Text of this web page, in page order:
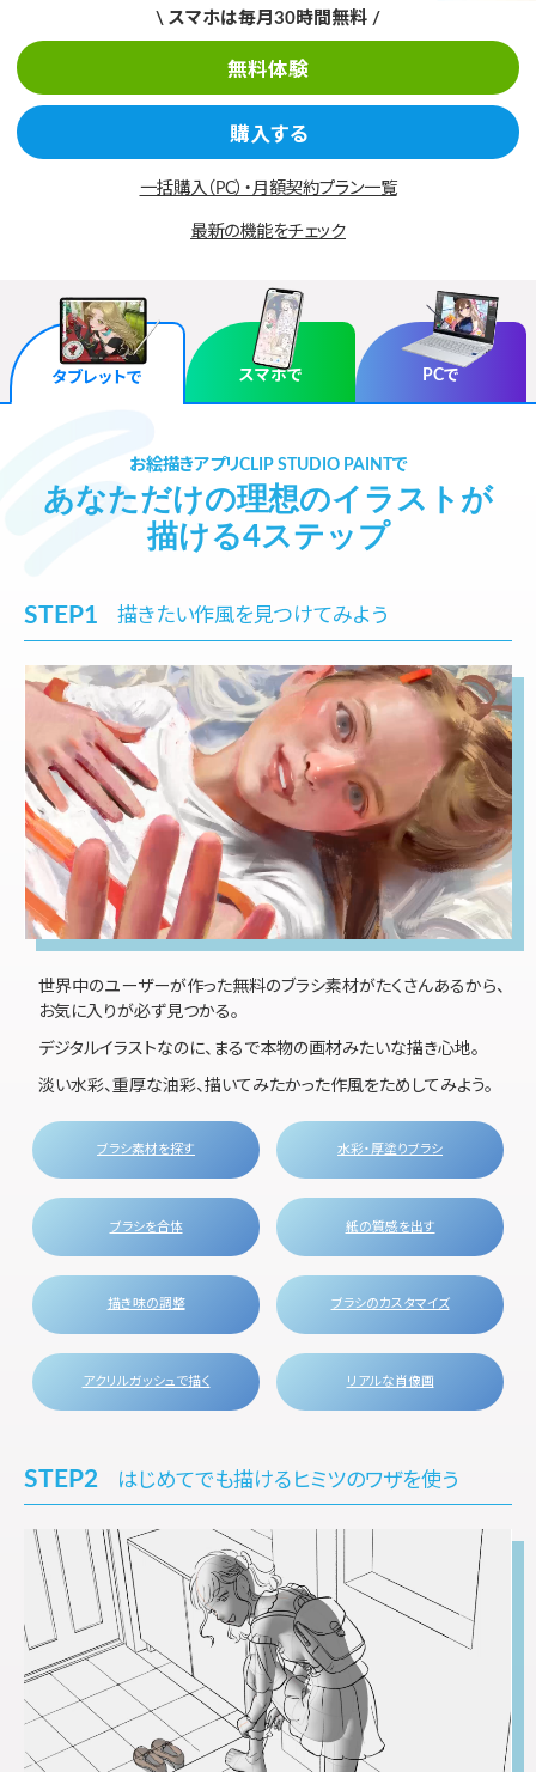
\ スマホは毎月30時間無料 /
無料体験
購入する
一括購入（PC）・月額契約プラン一覧
最新の機能をチェック
PCで
タブレットで スマホで
お絵描きアプリCLIP STUDIO PAINTで
あなただけの理想のイラストが
描ける4ステップ
STEP1 描きたい作風を見つけてみよう
世界中のユーザーが作った無料のブラシ素材がたくさんあるから、
お気に入りが必ず見つかる。
デジタルイラストなのに、まるで本物の画材みたいな描き心地。
淡い水彩、重厚な油彩、描いてみたかった作風をためしてみよう。
ブラシ素材を探す 水彩・厚塗りブラシ
ブラシを合体 紙の質感を出す
描き味の調整 ブラシのカスタマイズ
アクリルガッシュで描く リアルな肖像画
STEP2 はじめてでも描けるヒミツのワザを使う